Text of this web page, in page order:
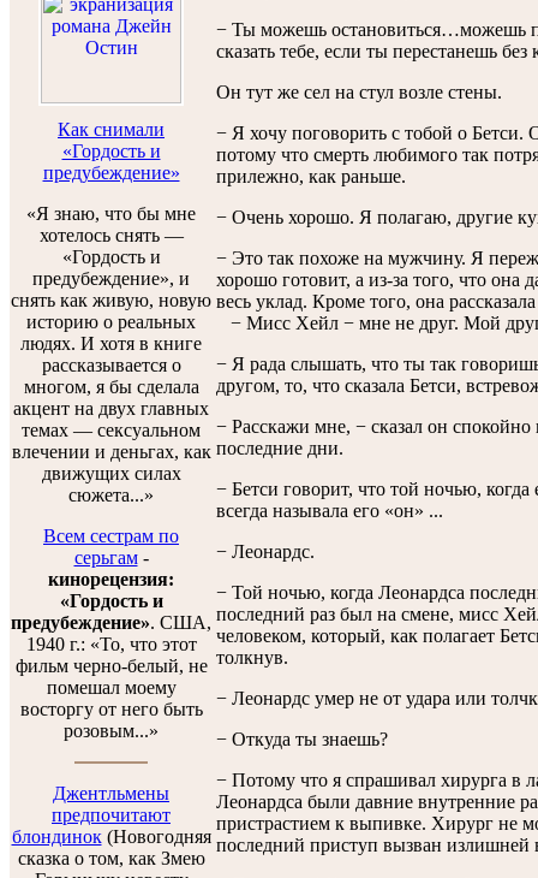
Как снимали
«Гордость и
предубеждение»
«Я знаю, что бы мне
хотелось снять —
«Гордость и
предубеждение», и
снять как живую, новую
историю о реальных
людях. И хотя в книге
рассказывается о
многом, я бы сделала
акцент на двух главных
темах — сексуальном
влечении и деньгах, как
движущих силах
сюжета...»
Всем сестрам по
серьгам-
кинорецензия:
«Гордость и
предубеждение». США,
1940 г.: «То, что этот
фильм черно-белый, не
помешал моему
восторгу от него быть
розовым...»
Джентльмены
предпочитают
блондинок(Новогодняя
сказка о том, как Змею
− Ты можешь остановиться…можешь
сказать тебе, если ты перестанешь
Он тут же сел на стул возле стены.
− Я хочу поговорить с тобой о Бетси.
потому что смерть любимого так
прилежно, как раньше.
− Очень хорошо. Я полагаю, другие
− Это так похоже на мужчину. Я
хорошо готовит, а из-за того, что она
весь уклад. Кроме того, она
− Мисс Хейл − мне не друг. Мой
− Я рада слышать, что ты так
другом, то, что сказала Бетси,
− Расскажи мне, − сказал он спокойно
последние дни.
− Бетси говорит, что той ночью,
всегда называла его «он» ...
− Леонардс.
− Той ночью, когда Леонардса
последний раз был на смене, мисс
человеком, который, как полагает
толкнув.
− Леонардс умер не от удара или
− Откуда ты знаешь?
− Потому что я спрашивал хирурга в
Леонардса были давние внутренние
пристрастием к выпивке. Хирург не
последний приступ вызван